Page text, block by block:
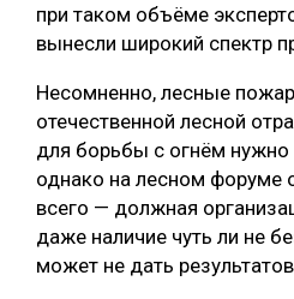
при таком объёме
вынесли широкий спектр
Несомненно, лесные
отечественной лесной
для борьбы с огнём
однако на лесном форуме
всего — должная
даже наличие чуть ли не
может не дать